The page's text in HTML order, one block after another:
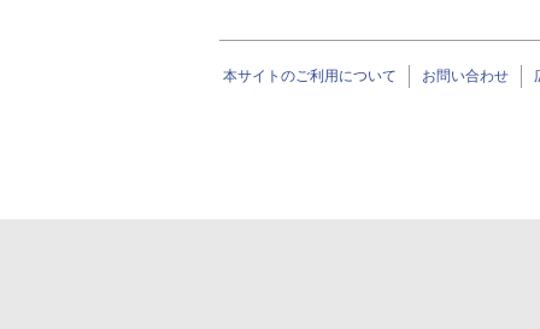
本サイトのご利用について お問い合わせ